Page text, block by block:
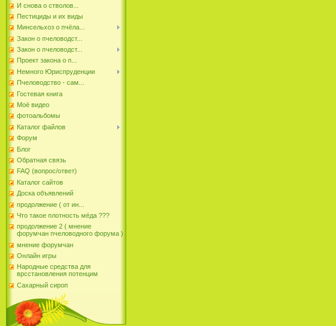
И снова о стволов...
Пестициды и их виды
Минсельхоз о пчёла...
Закон о пчеловодст...
Закон о пчеловодст...
Проект закона о п...
Немного Юриспруденции
Пчеловодство - сам...
Гостевая книга
Моё видео
фотоальбомы
Каталог файлов
Форум
Блог
Обратная связь
FAQ (вопрос/ответ)
Каталог сайтов
Доска объявлений
продолжение ( от ин...
Что такое плотность мёда ???
продолжение 2 ( мнение
форумчан пчеловодного форума )
мнение форумчан
Онлайн игры
Народные средства для
врсстановления потенцим
Сахарный сироп